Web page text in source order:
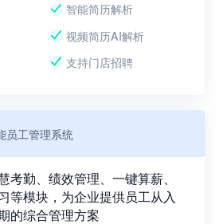
智能简历解析
视频简历AI解析
支持门店招聘
员工管理系统
考勤、绩效管理、一键算薪、
等模块，为企业提供员工从入
的综合管理方案